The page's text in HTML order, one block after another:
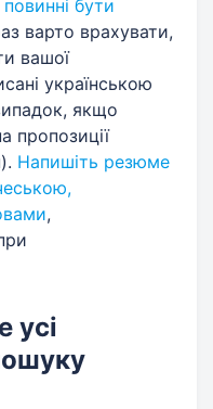
повинні бути
варто врахувати,
вашої
українською
якщо
пропозиції
Напишіть резюме
,
усі